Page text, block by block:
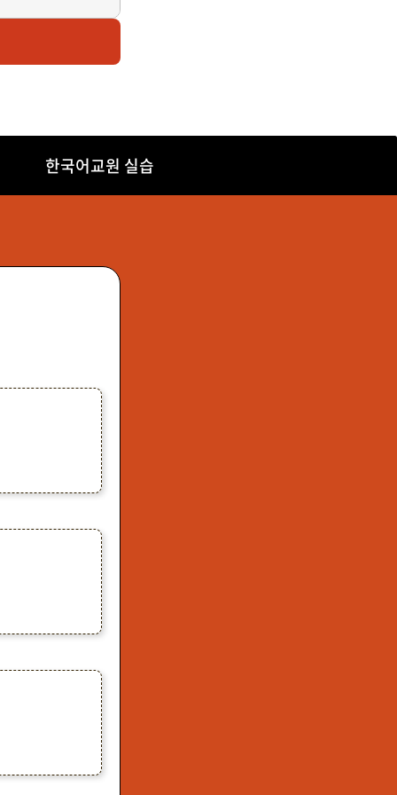
한국어교원 실습